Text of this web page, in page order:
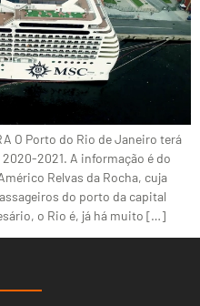
O Porto do Rio de Janeiro terá
2021. A informação é do
Relvas da Rocha, cuja
do porto da capital
o Rio é, já há muito […]